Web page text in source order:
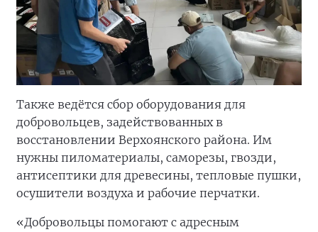
Также ведётся сбор оборудования для
добровольцев, задействованных в
восстановлении Верхоянского района. Им
нужны пиломатериалы, саморезы, гвозди,
антисептики для древесины, тепловые пушки,
осушители воздуха и рабочие перчатки.
«Добровольцы помогают с адресным